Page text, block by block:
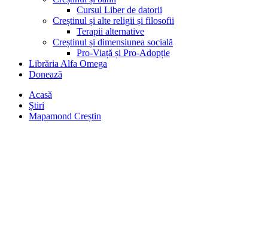
Cursul Liber de datorii
Creștinul și alte religii și filosofii
Terapii alternative
Creștinul și dimensiunea socială
Pro-Viață și Pro-Adopție
Librăria Alfa Omega
Donează
Acasă
Știri
Mapamond Creștin